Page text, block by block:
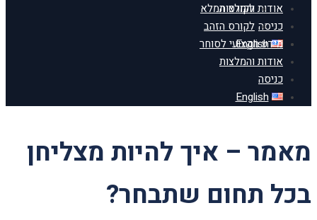
אודות והמלצות
כניסה
English
לקורס המלא
לקורס הזהב
מידע מקצועי לסוחר
אודות והמלצות
כניסה
English
מאמר – איך להיות מצליחן
בכל תחום שתבחר?